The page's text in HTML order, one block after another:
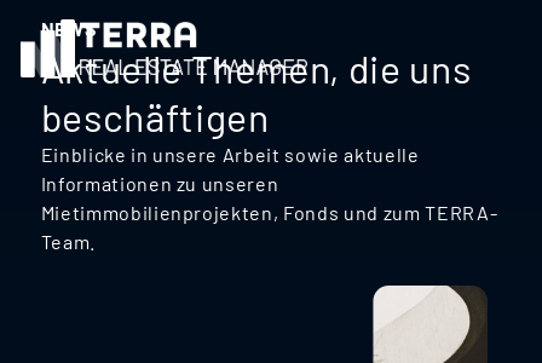
NEWS
Aktuelle Themen, die uns
beschäftigen
Einblicke in unsere Arbeit sowie aktuelle
Informationen zu unseren
Mietimmobilienprojekten, Fonds und zum TERRA-
Team.